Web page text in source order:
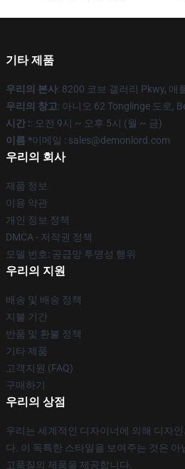
기타 제품
우리의 본사: 8200 코브 갤러리 Pkwy, 애
우리의 창고: 아니오 62 Tonglinge 도로,
시간 :: 오전 9시 ~ 오후 5시 (월 ~ 금)
이름 *이메일 : sales@demonlord.com
우리의 회사
제품 정보
이용 약관
개인 정보 정책
DMCA - 저작권 정책
모델 번호: 공급망 투명성 행위
우리의 지원
배송 및 배송 정책
지불 기간
반품 및 환불 정책
기타 제품
고객지원 (FAQ)
구매하기
우리의 상점
우리는 세계적인 디자이너에 의해 디자
다. 이 독특한 스타일을 보여주는 것은
고품질의 제품을 제공합니다.